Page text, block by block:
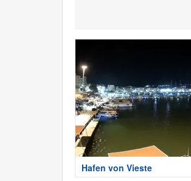
Hafen von Vieste